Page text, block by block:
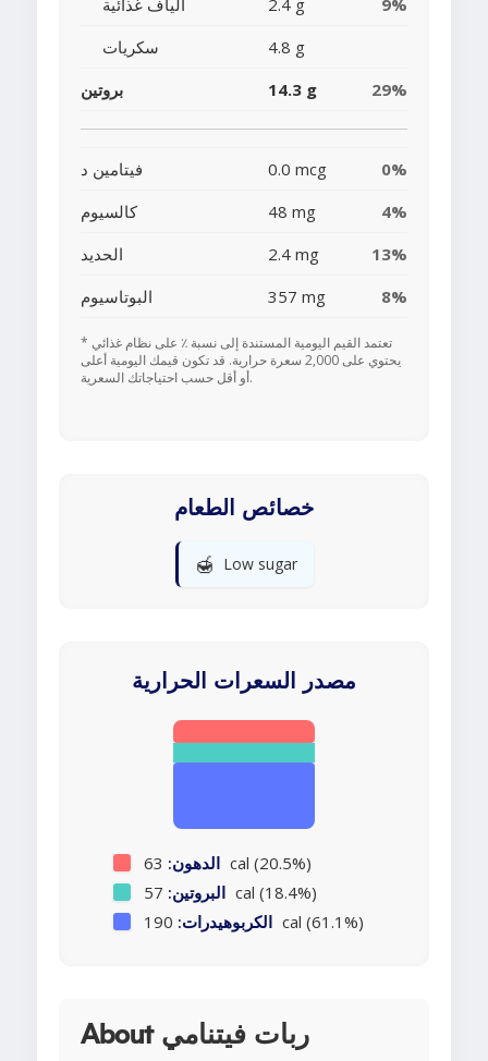
ألياف غذائية 2.4 g
9%
سكريات
4.8 g
بروتين
14.3 g 29%
فيتامين د 0.0 mcg
0%
كالسيوم
48 mg
4%
الحديد
2.4 mg
13%
البوتاسيوم
357 mg 8%
* تعتمد القيم اليومية المستندة إلى نسبة ٪ على نظام غذائي
يحتوي على 2,000 سعرة حرارية. قد تكون قيمك اليومية أعلى
أو أقل حسب احتياجاتك السعرية.
خصائص الطعام
🍯 Low sugar
مصدر السعرات الحرارية
الدهون: 63 cal (20.5%)
البروتين: 57 cal (18.4%)
الكربوهيدرات: 190 cal (61.1%)
About ربات فيتنامي